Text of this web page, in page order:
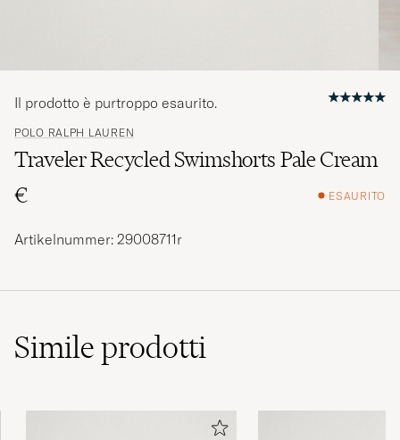
POLO RALPH LAUREN
Traveler Recycled Swimshorts Pale Cream
€
ESAURITO
Il prodotto è purtroppo esaurito.
Artikelnummer: 29008711r
Simileprodotti